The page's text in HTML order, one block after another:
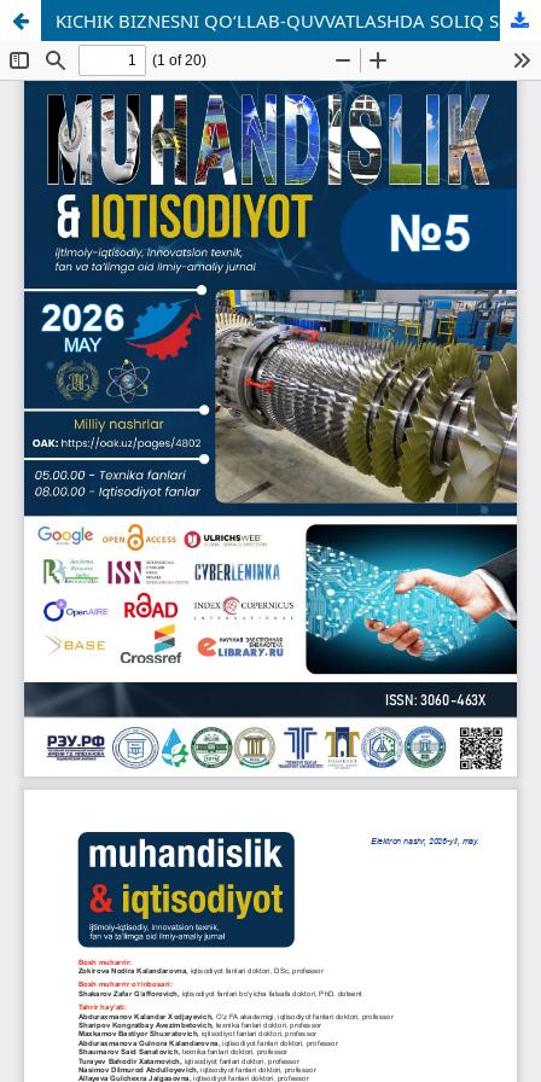
KICHIK BIZNESNI QO‘LLAB-QUVVATLASHDA SOLIQ SIYOSATINI TAKOMILLASHTIRISH YO‘NALISHLARI